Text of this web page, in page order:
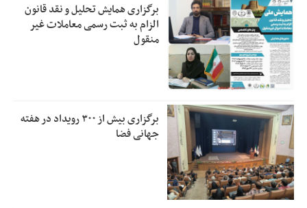
برگزاری همایش تحلیل و نقد قانون
الزام به ثبت رسمی معاملات غیر
منقول
برگزاری بیش از ۳۰۰ رویداد در هفته
جهانی فضا